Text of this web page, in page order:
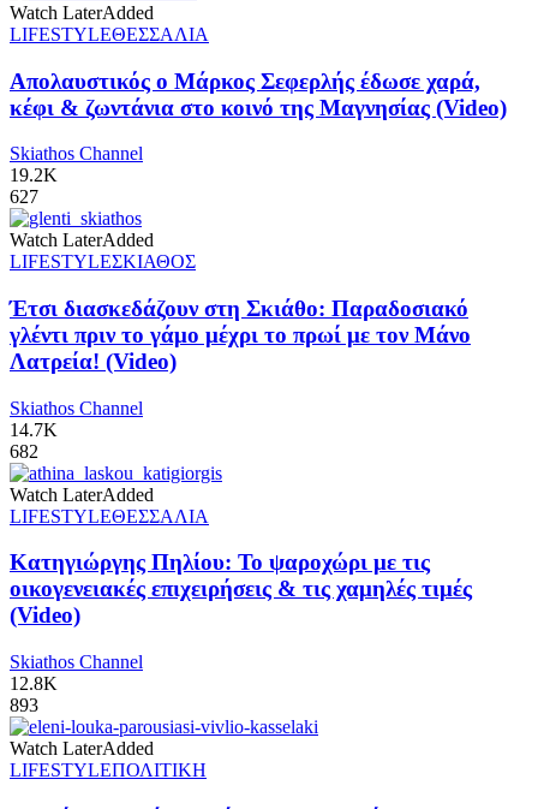
Watch LaterAdded
LIFESTYLEΘΕΣΣΑΛΙΑ
Απολαυστικός ο Μάρκος Σεφερλής έδωσε χαρά,
κέφι & ζωντάνια στο κοινό της Μαγνησίας (Video)
Skiathos Channel
19.2K
627
Watch LaterAdded
LIFESTYLEΣΚΙΑΘΟΣ
Έτσι διασκεδάζουν στη Σκιάθο: Παραδοσιακό
γλέντι πριν το γάμο μέχρι το πρωί με τον Μάνο
Λατρεία! (Video)
Skiathos Channel
14.7K
682
Watch LaterAdded
LIFESTYLEΘΕΣΣΑΛΙΑ
Κατηγιώργης Πηλίου: Το ψαροχώρι με τις
οικογενειακές επιχειρήσεις & τις χαμηλές τιμές
(Video)
Skiathos Channel
12.8K
893
Watch LaterAdded
LIFESTYLEΠΟΛΙΤΙΚΗ